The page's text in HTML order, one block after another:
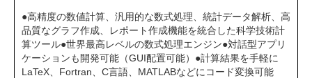
●高精度の数値計算、汎用的な数式処理、統計データ解析、高
品質なグラフ作成、レポート作成機能を統合した科学技術計
算ツール●世界最高レベルの数式処理エンジン●対話型アプリ
ケーションも開発可能（GUI配置可能）●計算結果を手軽に
LaTeX、Fortran、C言語、MATLABなどにコード変換可能